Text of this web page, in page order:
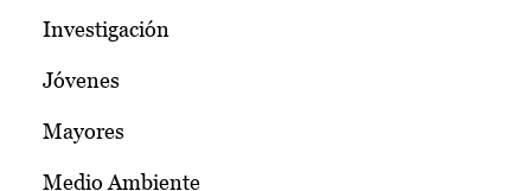
Investigación
Jóvenes
Mayores
Medio Ambiente